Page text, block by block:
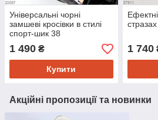
Універсальні чорні
замшеві кросівки в стилі
спорт-шик 38
1 490 ₴
Купити
Ефектні
1 740
Акційні пропозиції та новинки